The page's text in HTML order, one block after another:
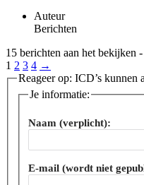
Auteur
Berichten
15 berichten aan het bekijken
1 2 3 4 →
Reageer op: ICD’s kunnen
Je informatie:
Naam (verplicht):
E-mail (wordt niet